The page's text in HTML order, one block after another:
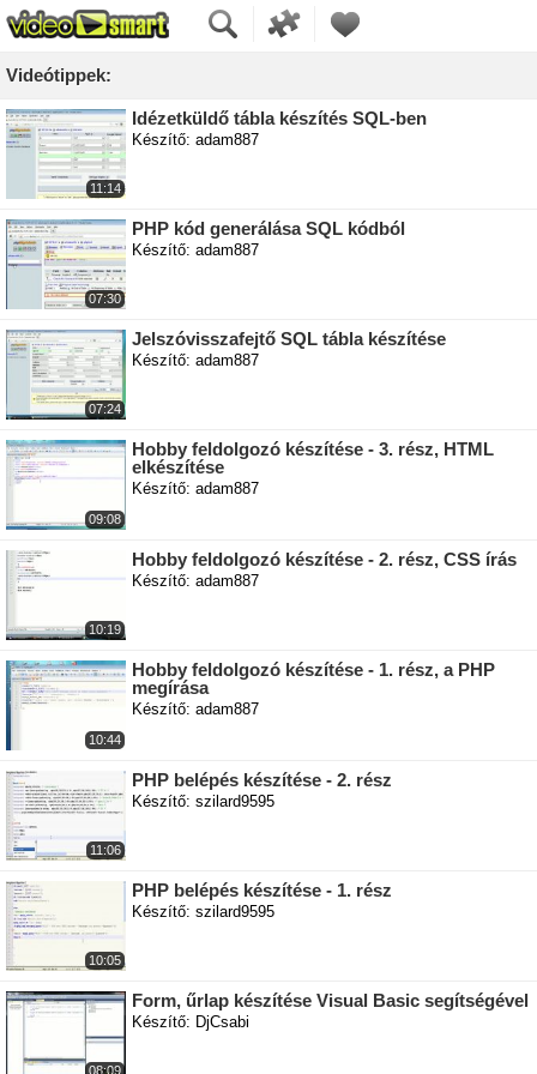
Videótippek:
11:14
Idézetküldő tábla készítés SQL-ben
Készítő: adam887
07:30
PHP kód generálása SQL kódból
Készítő: adam887
07:24
Jelszóvisszafejtő SQL tábla készítése
Készítő: adam887
09:08
Hobby feldolgozó készítése - 3. rész, HTML
elkészítése
Készítő: adam887
10:19
Hobby feldolgozó készítése - 2. rész, CSS írás
Készítő: adam887
10:44
Hobby feldolgozó készítése - 1. rész, a PHP
megírása
Készítő: adam887
11:06
PHP belépés készítése - 2. rész
Készítő: szilard9595
10:05
PHP belépés készítése - 1. rész
Készítő: szilard9595
08:09
Form, űrlap készítése Visual Basic segítségével
Készítő: DjCsabi